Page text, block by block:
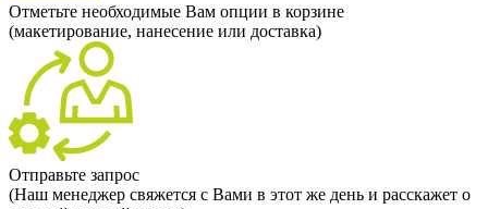
Отметьте необходимые Вам опции в корзине
(макетирование, нанесение или доставка)
Отправьте запрос
(Наш менеджер свяжется с Вами в этот же день и расскажет о